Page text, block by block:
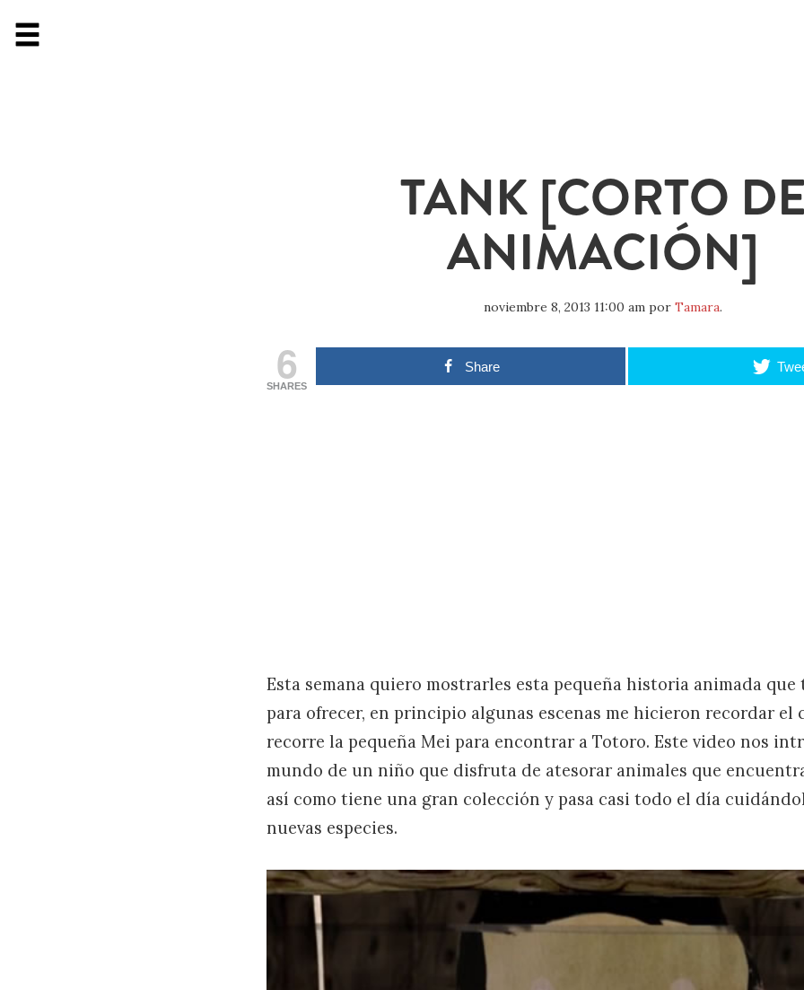
TANK [CORTO
ANIMACIÓN]
noviembre 8, 2013 11:00 am por Tamara.
6
SHARES
Share
Esta semana quiero mostrarles esta pequeña historia animada
para ofrecer, en principio algunas escenas me hicieron recordar el
recorre la pequeña Mei para encontrar a Totoro. Este video nos
mundo de un niño que disfruta de atesorar animales que
así como tiene una gran colección y pasa casi todo el día
nuevas especies.